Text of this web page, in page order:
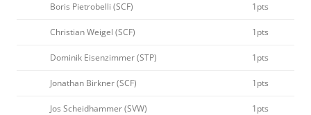
Boris Pietrobelli (SCF) 1pts
Christian Weigel (SCF) 1pts
Dominik Eisenzimmer (STP) 1pts
Jonathan Birkner (SCF) 1pts
Jos Scheidhammer (SVW) 1pts